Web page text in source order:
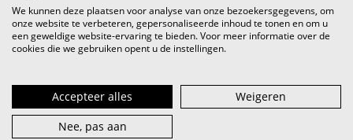
We kunnen deze plaatsen voor analyse van onze bezoekersgegevens, om
onze website te verbeteren, gepersonaliseerde inhoud te tonen en om u
een geweldige website-ervaring te bieden. Voor meer informatie over de
cookies die we gebruiken opent u de instellingen.
Accepteer alles
Weigeren
Nee, pas aan